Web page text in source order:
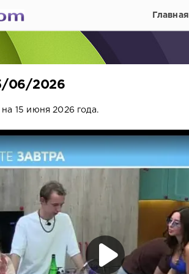
Главная
06/2026
15 июня 2026 года.